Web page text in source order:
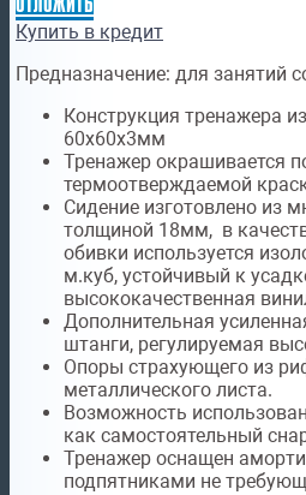
Купить в кредит
Предназначение: для занятий
Конструкция тренажера
60х60х3мм
Тренажер окрашивается
термоотверждаемой
Сидение изготовлено из
толщиной 18мм, в
обивки используется
м.куб, устойчивый к
высококачественная
Дополнительная
штанги, регулируемая
Опоры страхующего из
металлического листа.
Возможность
как самостоятельный
Тренажер оснащен
подпятниками не